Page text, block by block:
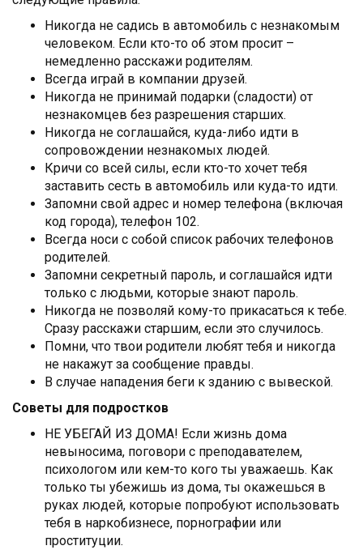
Никогда не садись в автомобиль с незнакомым
человеком. Если кто-то об этом просит –
немедленно расскажи родителям.
Всегда играй в компании друзей.
Никогда не принимай подарки (сладости) от
незнакомцев без разрешения старших.
Никогда не соглашайся, куда-либо идти в
сопровождении незнакомых людей.
Кричи со всей силы, если кто-то хочет тебя
заставить сесть в автомобиль или куда-то идти.
Запомни свой адрес и номер телефона (включая
код города), телефон 102.
Всегда носи с собой список рабочих телефонов
родителей.
Запомни секретный пароль, и соглашайся идти
только с людьми, которые знают пароль.
Никогда не позволяй кому-то прикасаться к тебе.
Сразу расскажи старшим, если это случилось.
Помни, что твои родители любят тебя и никогда
не накажут за сообщение правды.
В случае нападения беги к зданию с вывеской.
Советы для подростков
НЕ УБЕГАЙ ИЗ ДОМА! Если жизнь дома
невыносима, поговори с преподавателем,
психологом или кем-то кого ты уважаешь. Как
только ты убежишь из дома, ты окажешься в
руках людей, которые попробуют использовать
тебя в наркобизнесе, порнографии или
проституции.